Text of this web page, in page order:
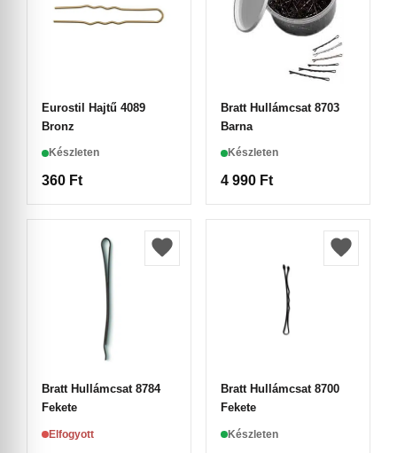
Eurostil Hajtű 4089
Bronz
Készleten
360 Ft
Bratt Hullámcsat 8703
Barna
Készleten
4 990 Ft
Bratt Hullámcsat 8784
Fekete
Elfogyott
Bratt Hullámcsat 8700
Fekete
Készleten